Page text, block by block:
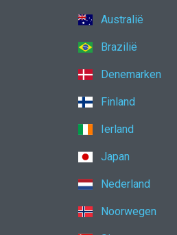
Australië
Brazilië
Denemarken
Finland
Ierland
Japan
Nederland
Noorwegen